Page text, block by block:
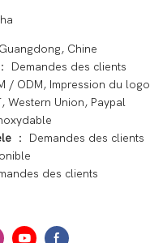
Guangdong, Chine
： Demandes des clients
/ ODM, Impression du logo
Western Union, Paypal
： Demandes des clients
des clients